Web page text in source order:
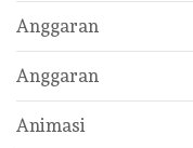
Anggaran
Anggaran
Animasi